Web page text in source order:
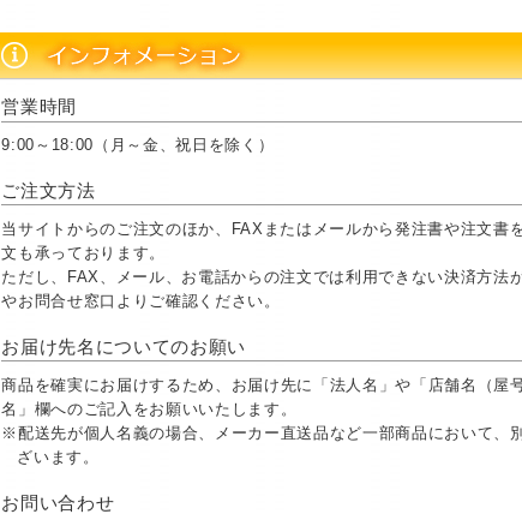
営業時間
9:00～18:00（月～金、祝日を除く）
ご注文方法
当サイトからのご注文のほか、FAXまたはメールから発注書や注文書
文も承っております。
ただし、FAX、メール、お電話からの注文では利用できない決済方法
やお問合せ窓口よりご確認ください。
お届け先名についてのお願い
商品を確実にお届けするため、お届け先に「法人名」や「店舗名（屋
名」欄へのご記入をお願いいたします。
※配送先が個人名義の場合、メーカー直送品など一部商品において、
ざいます。
お問い合わせ